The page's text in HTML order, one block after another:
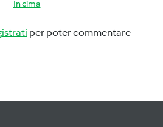
In cima
per poter commentare